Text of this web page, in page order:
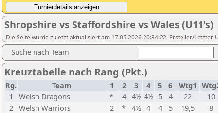
Shropshire vs Staffordshire vs Wales (U11's)
Die Seite wurde zuletzt aktualisiert am 17.05.2026 20:34:22, Ersteller/Letzter
Suche nach Team
Kreuztabelle nach Rang (Pkt.)
Rg. Team 1 2 3 4 5 6 Wtg1
1
Welsh Dragons * 4 4½ 4½ 5 4 22
10
2 Welsh Warriors 2 * 4½ 4 4 5 19,5
8